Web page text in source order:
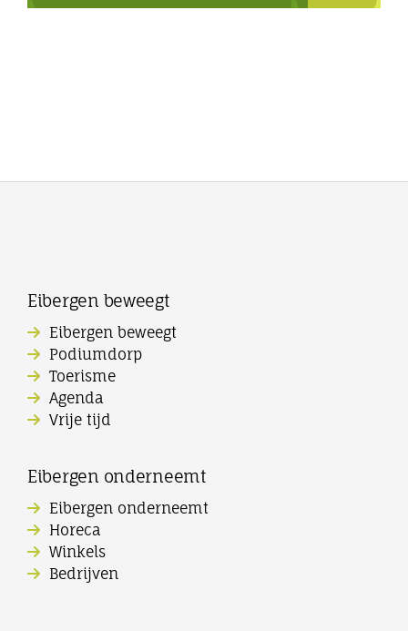
Eibergen beweegt
Eibergen beweegt
Podiumdorp
Toerisme
Agenda
Vrije tijd
Eibergen onderneemt
Eibergen onderneemt
Horeca
Winkels
Bedrijven